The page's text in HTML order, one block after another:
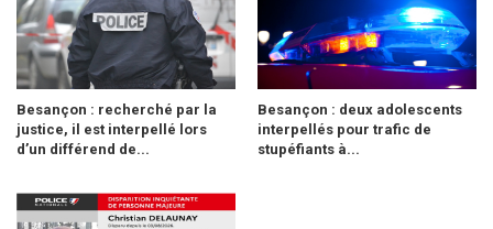
Besançon : recherché par la
justice, il est interpellé lors
d’un différend de...
Besançon : deux adolescents
interpellés pour trafic de
stupéfiants à...